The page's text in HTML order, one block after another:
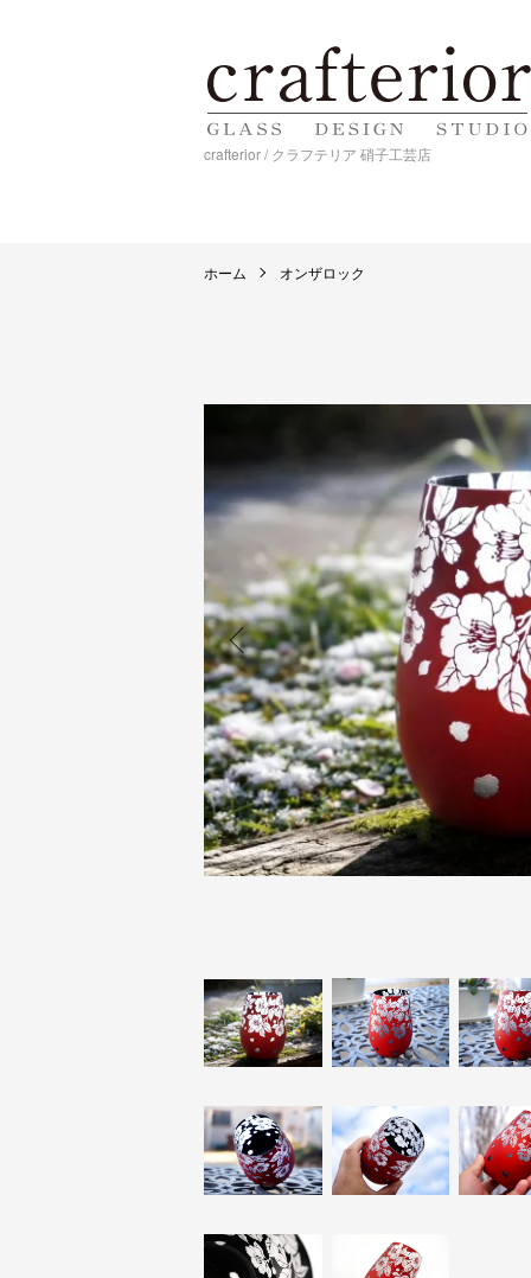
crafterior / クラフテリア 硝子工芸店
ホーム オンザロック